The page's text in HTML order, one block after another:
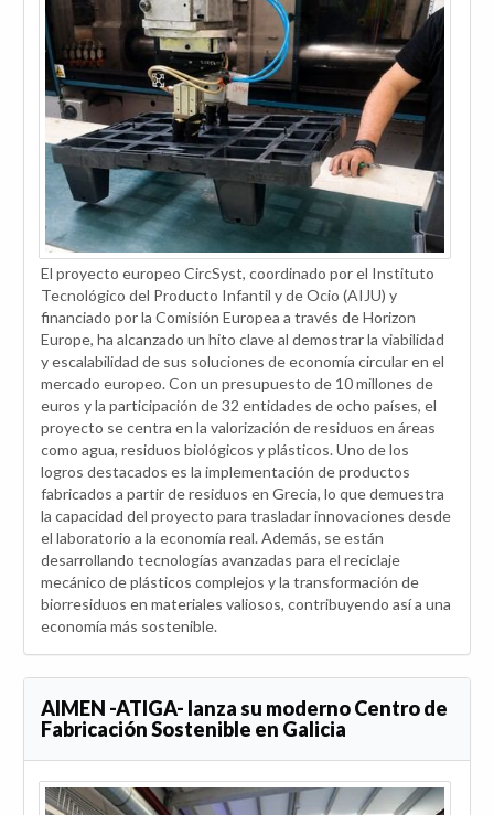
El proyecto europeo CircSyst, coordinado por el Instituto
Tecnológico del Producto Infantil y de Ocio (AIJU) y
financiado por la Comisión Europea a través de Horizon
Europe, ha alcanzado un hito clave al demostrar la viabilidad
y escalabilidad de sus soluciones de economía circular en el
mercado europeo. Con un presupuesto de 10 millones de
euros y la participación de 32 entidades de ocho países, el
proyecto se centra en la valorización de residuos en áreas
como agua, residuos biológicos y plásticos. Uno de los
logros destacados es la implementación de productos
fabricados a partir de residuos en Grecia, lo que demuestra
la capacidad del proyecto para trasladar innovaciones desde
el laboratorio a la economía real. Además, se están
desarrollando tecnologías avanzadas para el reciclaje
mecánico de plásticos complejos y la transformación de
biorresiduos en materiales valiosos, contribuyendo así a una
economía más sostenible.
AIMEN -ATIGA- lanza su moderno Centro de
Fabricación Sostenible en Galicia